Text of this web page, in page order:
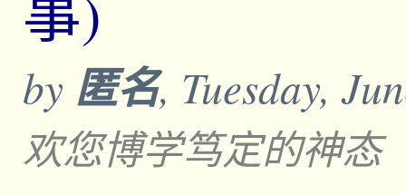
by 匿名, Tuesday,
欢您博学笃定的神态